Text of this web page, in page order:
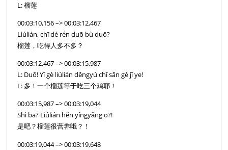
L: 榴莲
00:03:10,156 –> 00:03:12,467
Liúlián, chī dé rén duō bù duō?
榴莲，吃得人多不多？
00:03:12,467 –> 00:03:15,987
L: Duō! Yī gè liúlián děngyú chī sān gè jī ye!
L: 多！一个榴莲等于吃三个鸡耶！
00:03:15,987 –> 00:03:19,044
Shì ba? Liúlián hěn yíngyǎng o?!
是吧？榴莲很营养哦？！
00:03:19,044 –> 00:03:19,648